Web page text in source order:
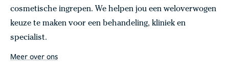
cosmetische ingrepen. We helpen jou een weloverwogen
keuze te maken voor een behandeling, kliniek en
specialist.
Meer over ons